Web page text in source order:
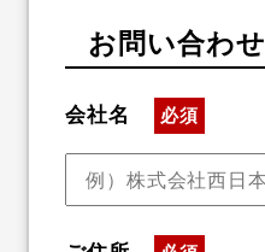
お問い合わせ
会社名 必須